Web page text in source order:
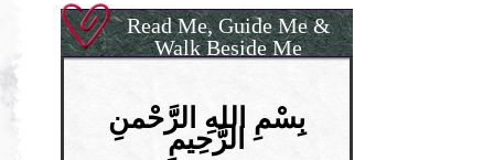
Read Me, Guide Me &
Walk Beside Me
بِسْمِ اللهِ الرَّحْمنِ
الرَّحِيمِ